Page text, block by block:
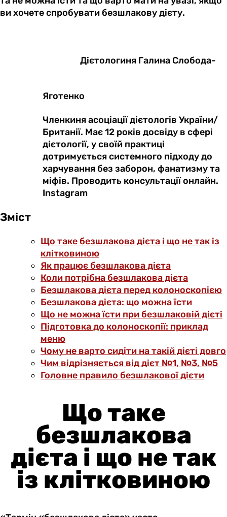
ви хочете спробувати безшлакову дієту.
Дієтологиня Галина Слобода-
Яготенко
Членкиня асоціації дієтологів України/
Британії. Має 12 років досвіду в сфері
дієтології, у своїй практиці
дотримується системного підходу до
харчування без заборон, фанатизму та
міфів. Проводить консультації онлайн.
Instagram
Зміст
Що таке безшлакова дієта і що не так із
клітковиною
Як працює безшлакова дієта
Коли потрібна безшлакова дієта
Безшлакова дієта перед колоноскопією
Безшлакова дієта: що можна їсти
Що не можна їсти при безшлаковій дієті
Підготовка до колоноскопії: приклад
меню
Чому не варто сидіти на такій дієті довго
Чим відрізняється від дієт №1, №3, №5
Головне правило безшлакової дієти
Що таке
безшлакова
дієта і що не так
із клітковиною